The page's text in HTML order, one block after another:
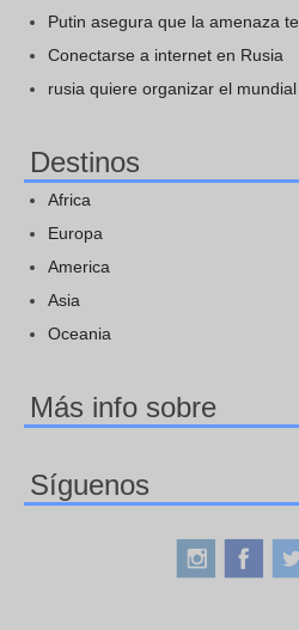
Putin asegura que la amenaza
Conectarse a internet en Rusia
rusia quiere organizar el
Destinos
Africa
Europa
America
Asia
Oceania
Más info sobre
Síguenos